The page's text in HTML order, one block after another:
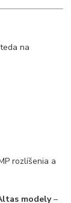
na
rozlíšenia a
modely–